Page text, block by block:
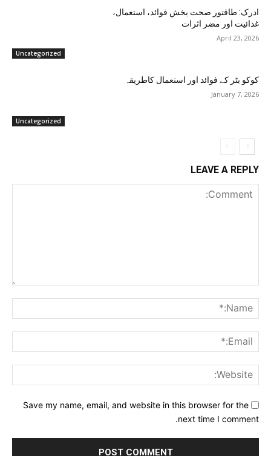
Uncategorized
ادرک: طاقتور صحت بخش فوائد، استعمال،
غذائیت اور مضر اثرات
April 23, 2026
Uncategorized
کوکو بٹر کے فوائد اور استعمال کاطریقہ
January 7, 2026
LEAVE A REPLY
Save my name, email, and website in this browser for the
next time I comment.